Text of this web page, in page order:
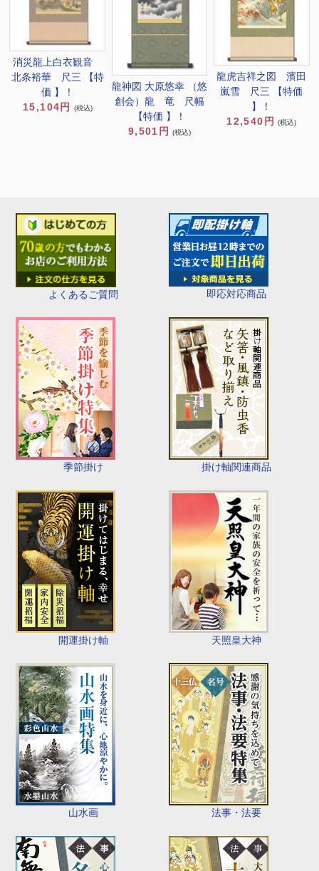
よくあるご質問 即応対応商品
季節掛け 掛け軸関連商品
開運掛け軸 天照皇大神
山水画 法事・法要
消災龍上白衣観音
北条裕華 尺三 【特
価 】！
15,104円
(税込)
龍神図 大原悠幸 （悠
創会）龍 竜 尺幅
【特価 】！
9,501円
(税込)
龍虎吉祥之図 濱田
嵐雪 尺三 【特価
】！
12,540円
(税込)